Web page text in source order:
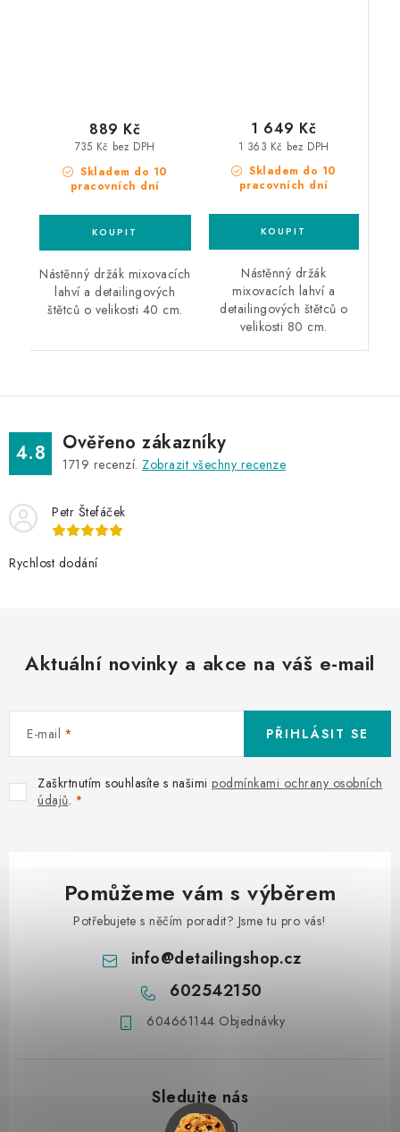
Skladem do 10
pracovních dní
735 Kč bez DPH
889 Kč
Nástěnný držák mixovacích
lahví a detailingových
štětců o velikosti 40 cm.
Skladem do 10
pracovních dní
1 363 Kč bez DPH
1 649 Kč
Nástěnný držák
mixovacích lahví a
detailingových štětců o
velikosti 80 cm.
4.8 Ověřeno zákazníky
1719 recenzí. Zobrazit všechny recenze
Petr Štefáček
Rychlost dodání
Aktuální novinky a akce na váš e-mail
E-mail
Zaškrtnutím souhlasíte s našimi podmínkami ochrany osobních
údajů.
PŘIHLÁSIT SE
Pomůžeme vám s výběrem
Potřebujete s něčím poradit? Jsme tu pro vás!
info@detailingshop.cz
602542150
604661144 Objednávky